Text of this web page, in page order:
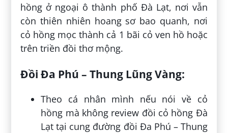
hồng ở ngoại ô thành phố Đà Lạt, nơi vẫn
còn thiên nhiên hoang sơ bao quanh, nơi
cỏ hồng mọc thành cả 1 bãi cỏ ven hồ hoặc
trên triền đồi thơ mộng.
Đồi Đa Phú – Thung Lũng Vàng:
Theo cá nhân mình nếu nói về cỏ
hồng mà không review đồi cỏ hồng Đà
Lạt tại cung đường đồi Đa Phú – Thung